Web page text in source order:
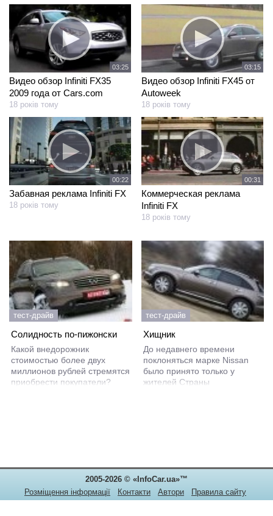
03:25
Видео обзор Infiniti FX35
2009 года от Cars.com
18 років тому
03:15
Видео обзор Infiniti FX45 от
Autoweek
18 років тому
00:22
Забавная реклама Infiniti FX
18 років тому
00:31
Коммерческая реклама
Infiniti FX
18 років тому
тест-драйв
Солидность по-пижонски
Какой внедорожник
стоимостью более двух
миллионов рублей стремятся
приобрести покупатели?
тест-драйв
Хищник
До недавнего времени
поклоняться марке Nissan
было принято только у
жителей Страны
Micra или неубиваемые
Patrol.
2005-2026 © «InfoCar.ua»™
Розміщення інформації
Контакти Автори
Правила сайту